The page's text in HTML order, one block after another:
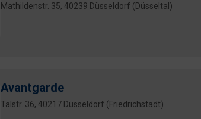
Mathildenstr. 35, 40239 Düsseldorf (Düsseltal)
Avantgarde
Talstr. 36, 40217 Düsseldorf (Friedrichstadt)